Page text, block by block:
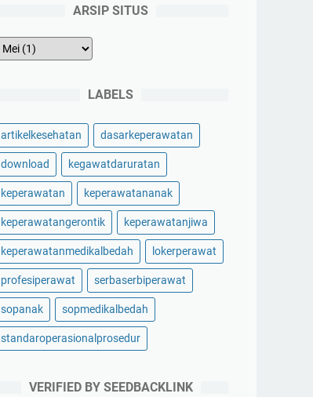
ARSIP SITUS
LABELS
artikelkesehatan dasarkeperawatan
download kegawatdaruratan
keperawatan keperawatananak
keperawatangerontik keperawatanjiwa
keperawatanmedikalbedah lokerperawat
profesiperawat serbaserbiperawat
sopanak sopmedikalbedah
standaroperasionalprosedur
VERIFIED BY SEEDBACKLINK